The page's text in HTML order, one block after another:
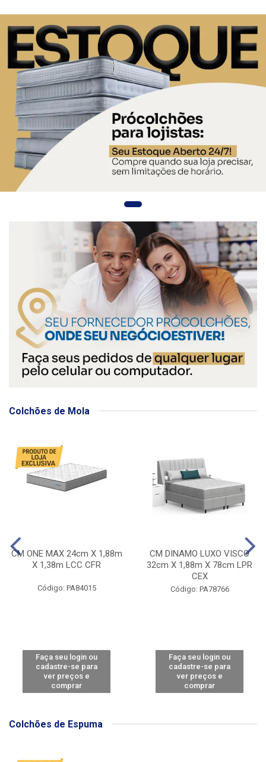
Colchões de Mola
CM ONE MAX 24cm X 1,88m
X 1,38m LCC CFR
Código: PA84015
Faça seu login ou
cadastre-se para
ver preços e
comprar
CM DINAMO LUXO VISCO
32cm X 1,88m X 78cm LPR
CEX
Código: PA78766
Faça seu login ou
cadastre-se para
ver preços e
comprar
Colchões de Espuma